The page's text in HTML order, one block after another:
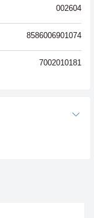
002604
8586006901074
7002010181